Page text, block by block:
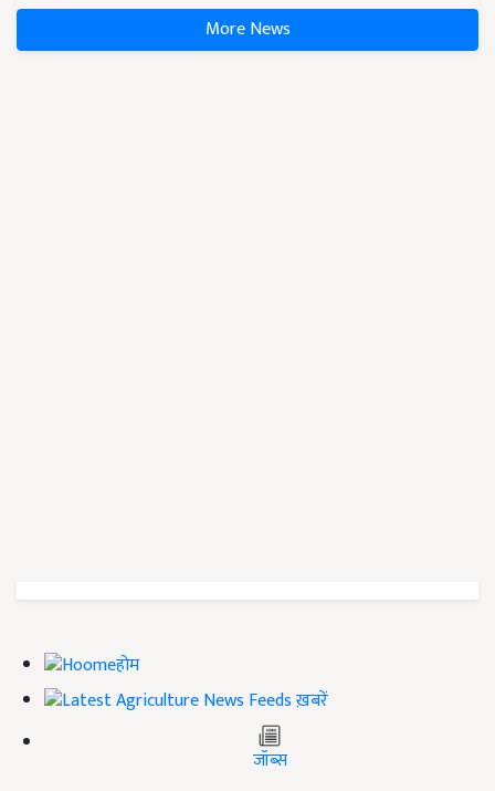
More News
होम
ख़बरें
जॉब्स